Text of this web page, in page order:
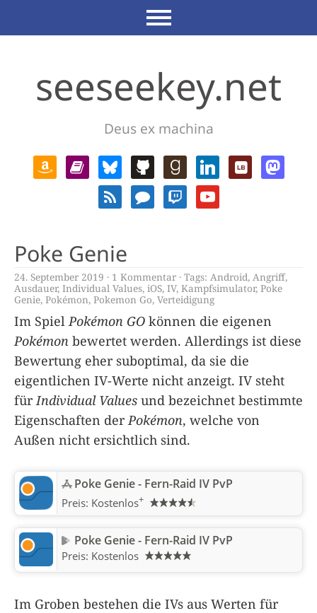
seeseekey.net
Deus ex machina
Poke Genie
24. September 2019 1 Kommentar Tags: Android, Angriff,
Ausdauer, Individual Values, iOS, IV, Kampfsimulator, Poke
Genie, Pokémon, Pokemon Go, Verteidigung
Im Spiel Pokémon GO können die eigenen
Pokémon bewertet werden. Allerdings ist diese
Bewertung eher suboptimal, da sie die
eigentlichen IV-Werte nicht anzeigt. IV steht
für Individual Values und bezeichnet bestimmte
Eigenschaften der Pokémon, welche von
Außen nicht ersichtlich sind.
Poke Genie - Fern-Raid IV PvP
Preis: Kostenlos+
Poke Genie - Fern-Raid IV PvP
Preis: Kostenlos
Im Groben bestehen die IVs aus Werten für